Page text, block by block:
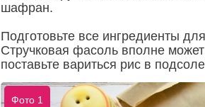
шафран.
Подготовьте все ингредиенты
Стручковая фасоль вполне
поставьте вариться рис в
Фото 1